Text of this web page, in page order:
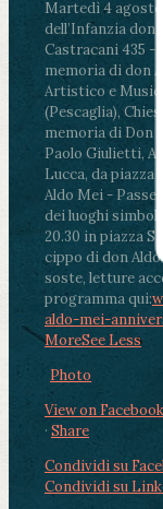
Martedì 4
dell’Infanzia don
Castracani 435 -
memoria di don
Artistico e
(Pescaglia),
memoria di Don
Paolo Giulietti,
Lucca, da piazza
Aldo Mei -
dei luoghi
20.30 in piazza
cippo di don Aldo
soste, letture
programma qui:
aldo-mei-
MoreSee Less
Photo
View on Facebook
· Share
Condividi su
Condividi su